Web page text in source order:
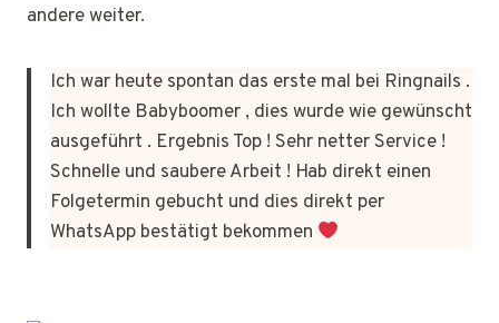
andere weiter.
Ich war heute spontan das erste mal bei Ringnails .
Ich wollte Babyboomer , dies wurde wie gewünscht
ausgeführt . Ergebnis Top ! Sehr netter Service !
Schnelle und saubere Arbeit ! Hab direkt einen
Folgetermin gebucht und dies direkt per
WhatsApp bestätigt bekommen